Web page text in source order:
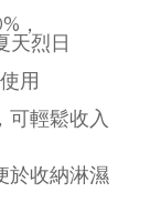
，
天烈日
用
可輕鬆收入
於收納淋濕